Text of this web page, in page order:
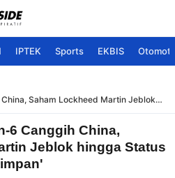
IPTEK Sports EKBIS
Saham Lockheed Martin Jeblok
6 Canggih China,
Jeblok hingga Status